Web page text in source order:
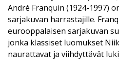
André Franquin (1924-1997)
sarjakuvan harrastajille.
eurooppalaisen sarjakuvan
jonka klassiset luomukset
naurattavat ja viihdyttävät